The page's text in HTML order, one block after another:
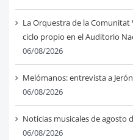
La Orquestra de la
ciclo propio en el Auditorio
06/08/2026
Melómanos: entrevista a
06/08/2026
Noticias musicales de agosto
06/08/2026